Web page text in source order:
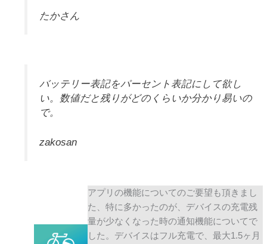
たかさん
バッテリー表記をパーセント表記にして欲し
い。数値だと残りがどのくらいか分かり易いの
で。
zakosan
アプリの機能についてのご要望も頂きまし
た、特に多かったのが、デバイスの充電残
量が少なくなった時の通知機能についてで
した。デバイスはフル充電で、最大1.5ヶ月